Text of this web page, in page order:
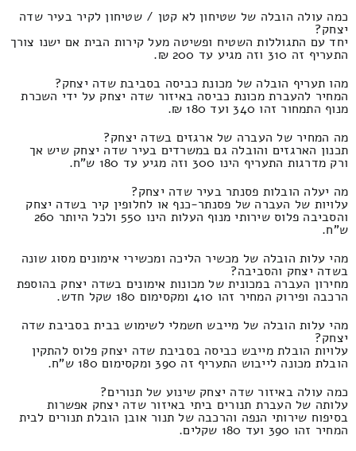
כמה עולה הובלה של שטיחון לא קטן / שטיחון לקיר בעיר שדה
יצחק?
יחד עם התגוללות השטיח ופשיטה מעל קירות הבית אם ישנו צורך
התעריף זה 310 וזה מגיע עד 200 ₪.
מהו תעריף הובלה של מכונת כביסה בסביבת שדה יצחק?
המחיר להעברת מכונת כביסה באיזור שדה יצחק על ידי השכרת
מנוף התמחור זהו 340 ועד 180 ₪.
מה המחיר של העברה של ארגזים בשדה יצחק?
תכנון הארגזים והובלה גם במשרדים בעיר שדה יצחק שיש אך
ורק מדרגות התעריף הינו 300 וזה מגיע עד 180 ש"ח.
מה יעלה הובלות פסנתר בעיר שדה יצחק?
עלויות של העברה של פסנתר-כנף או לחלופין קיר בשדה יצחק
והסביבה פלוס שירותי מנוף העלות הינו 550 ולכל היותר 260
ש"ח.
מהי עלות הובלה של מכשיר הליכה ומכשירי אימונים מסוג שונה
בשדה יצחק והסביבה?
מחירון העברה במכונית של מכונות אימונים בשדה יצחק בהוספת
הרכבה ופירוק המחיר זהו 410 ומקסימום 180 שקל חדש.
מהי עלות הובלה של מייבש חשמלי לשימוש בבית בסביבת שדה
יצחק?
עלויות הובלת מייבש כביסה בסביבת שדה יצחק פלוס להתקין
הובלת מכונה לייבוש התעריף זה 390 ומקסימום 180 ש"ח.
כמה עולה באיזור שדה יצחק שינוע של תנורים?
עלותה של העברת תנורים ביתי באיזור שדה יצחק אפשרות
בסיפוח שירותי הנפה והרכבה של תנור אובן הובלת תנורים לבית
המחיר זהו 390 ועד 180 שקלים.